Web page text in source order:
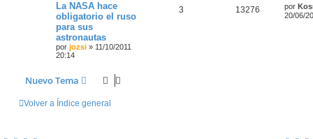
La NASA hace
obligatorio el ruso
para sus
astronautas
por jozsi » 11/10/2011
20:14
3 13276 por
20/06/
Nuevo Tema
Volver a Índice general